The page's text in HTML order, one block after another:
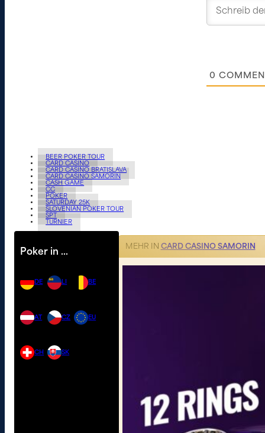
0
BEER POKER TOUR
CARD CASINO
CARD CASINO BRATISLAVA
CARD CASINO SAMORIN
CASH GAME
CC
POKER
SATURDAY 25K
SLOVENIAN POKER TOUR
SPT
TURNIER
Poker in …
DE
AT
CH
LI
CZ
SK
BE
EU
MEHR IN CARD CASINO SAMORIN